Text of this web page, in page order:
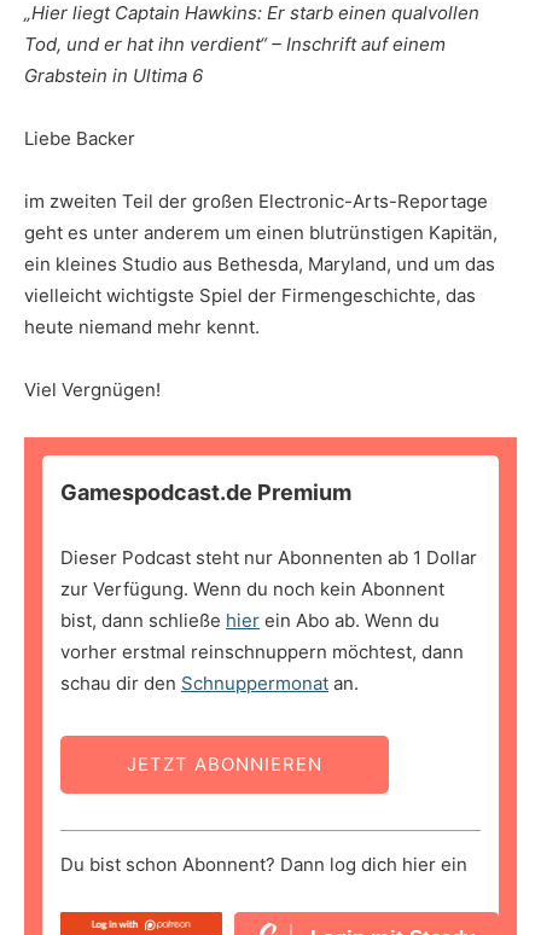
„Hier liegt Captain Hawkins: Er starb einen qualvollen
Tod, und er hat ihn verdient“ – Inschrift auf einem
Grabstein in Ultima 6
Liebe Backer
im zweiten Teil der großen Electronic-Arts-Reportage
geht es unter anderem um einen blutrünstigen Kapitän,
ein kleines Studio aus Bethesda, Maryland, und um das
vielleicht wichtigste Spiel der Firmengeschichte, das
heute niemand mehr kennt.
Viel Vergnügen!
Gamespodcast.de Premium
Dieser Podcast steht nur Abonnenten ab 1 Dollar
zur Verfügung. Wenn du noch kein Abonnent
bist, dann schließe hier ein Abo ab. Wenn du
vorher erstmal reinschnuppern möchtest, dann
schau dir den Schnuppermonat an.
JETZT ABONNIEREN
Du bist schon Abonnent? Dann log dich hier ein